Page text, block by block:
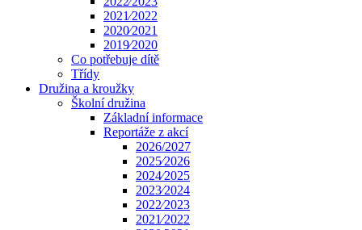
2021⁄2022
2020⁄2021
2019⁄2020
Co potřebuje dítě
Třídy
Družina a kroužky
Školní družina
Základní informace
Reportáže z akcí
2026/2027
2025⁄2026
2024⁄2025
2023⁄2024
2022⁄2023
2021⁄2022